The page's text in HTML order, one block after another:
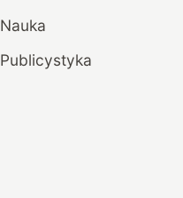
Nauka
Publicystyka